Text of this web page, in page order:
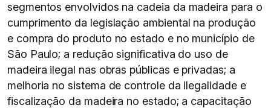
segmentos envolvidos na cadeia da madeira para o
cumprimento da legislação ambiental na produção
e compra do produto no estado e no município de
São Paulo; a redução significativa do uso de
madeira ilegal nas obras públicas e privadas; a
melhoria no sistema de controle da ilegalidade e
fiscalização da madeira no estado; a capacitação